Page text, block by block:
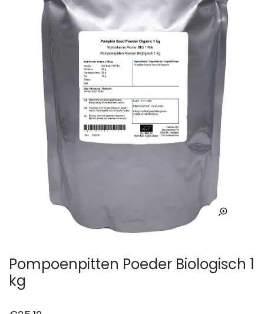
Pompoenpitten Poeder Biologisch 1
kg